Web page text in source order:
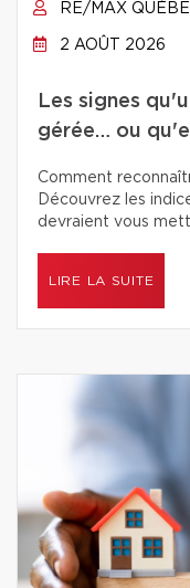
RE/MAX
2 AOÛT 2026
Les signes
gérée… ou
Comment
Découvrez les
devraient vous
LIRE LA SUITE